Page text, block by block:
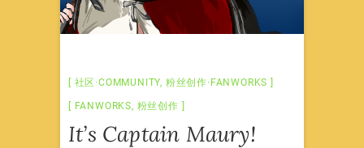
社区·COMMUNITY, 粉丝创作·FANWORKS
FANWORKS, 粉丝创作
It’s Captain Maury!